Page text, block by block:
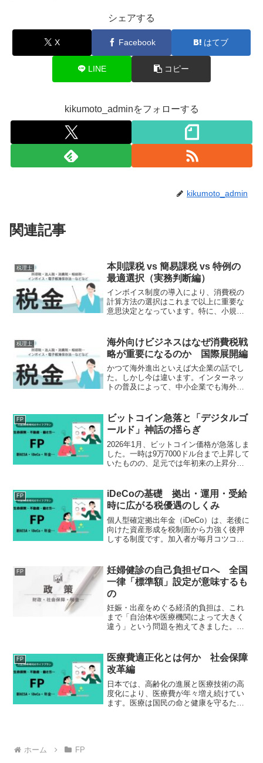
シェアする
X Facebook はてブ
LINE コピー
kikumoto_adminをフォローする
kikumoto_admin
関連記事
税理士
本則課税 vs 簡易課税 vs 特例の
最適選択（実務判断編）
インボイス制度の導入により、消費税の
計算方法の選択はこれまで以上に重要な
意思決定となっています。特に、小規模
が存在し、それぞれにメリットとデメリ
ットがあります。本稿で...
税理士
海外向けビジネスはなぜ消費税戦
略が重要になるのか 国際展開編
かつて海外進出といえば大企業の話でし
た。しかし今は違います。インターネッ
トの普及によって、中小企業でも海外顧
から業務を受託する。オンラインでコン
サルティングサービスを...
FP
ビットコイン急落と「デジタルゴ
ールド」神話の揺らぎ
2026年1月、ビットコイン価格が急落しま
した。一時は9万7000ドル台まで上昇して
いたものの、足元では年初来の上昇分を
を発端とした地政学リスクの高まりと、
それに...
FP
iDeCoの基礎 拠出・運用・受給
時に広がる税優遇のしくみ
個人型確定拠出年金（iDeCo）は、老後に
向けた資産形成を税制面から力強く後押
しする制度です。加入者が毎月コツコツ
が、iDeCoの最大の魅力は「三段階の税制
優遇」が存在...
FP
妊婦健診の自己負担ゼロへ 全国
一律「標準額」設定が意味するも
の
妊娠・出産をめぐる経済的負担は、これ
まで「自治体や医療機関によって大きく
違う」という問題を抱えてきました。と
療保険の対象外とされ、自己負担が生じ
るケースが少なくありませ...
FP
医療費適正化とは何か 社会保障
改革編
日本では、高齢化の進展と医療技術の高
度化により、医療費が年々増え続けてい
ます。医療は国民の命と健康を守るため
ホーム
FP